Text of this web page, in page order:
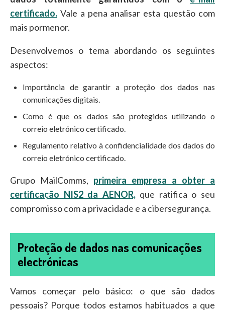
certificado. Vale a pena analisar esta questão com
mais pormenor.
Desenvolvemos o tema abordando os seguintes
aspectos:
Importância de garantir a proteção dos dados nas
comunicações digitais.
Como é que os dados são protegidos utilizando o
correio eletrónico certificado.
Regulamento relativo à confidencialidade dos dados do
correio eletrónico certificado.
Grupo MailComms, primeira empresa a obter a
certificação NIS2 da AENOR,que ratifica o seu
compromisso com a privacidade e a cibersegurança.
Proteção de dados nas comunicações
electrónicas
Vamos começar pelo básico: o que são dados
pessoais? Porque todos estamos habituados a que